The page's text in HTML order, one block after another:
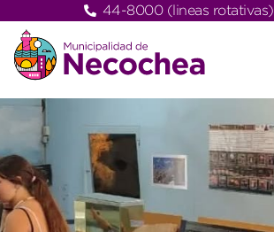
44-8000 (lineas rotativas)